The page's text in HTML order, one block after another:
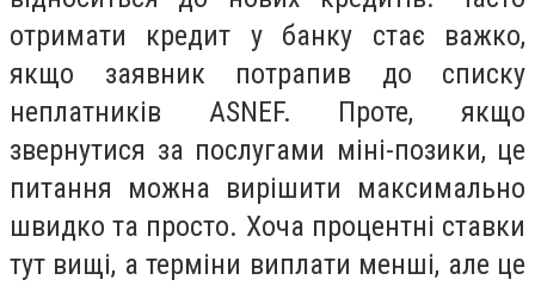
отримати кредит у банку стає важко,
якщо заявник потрапив до списку
неплатників ASNEF. Проте, якщо
звернутися за послугами міні-позики, це
питання можна вирішити максимально
швидко та просто. Хоча процентні ставки
тут вищі, а терміни виплати менші, але це